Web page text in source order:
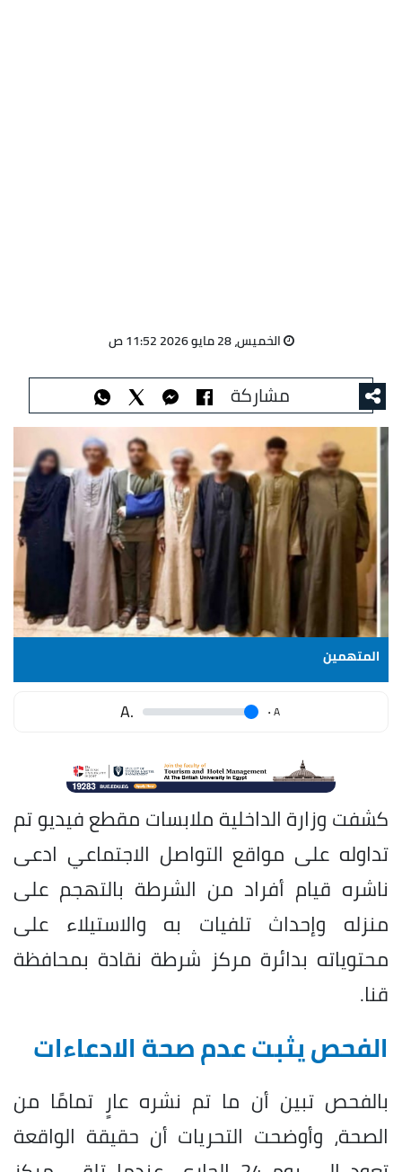
الخميس، 28 مايو 2026 11:52 ص
مشاركة
المتهمين
A
.
.A
كشفت وزارة الداخلية ملابسات مقطع فيديو تم
تداوله على مواقع التواصل الاجتماعي ادعى
ناشره قيام أفراد من الشرطة بالتهجم على
منزله وإحداث تلفيات به والاستيلاء على
محتوياته بدائرة مركز شرطة نقادة بمحافظة
قنا.
الفحص يثبت عدم صحة الادعاءات
بالفحص تبين أن ما تم نشره عارٍ تمامًا من
الصحة، وأوضحت التحريات أن حقيقة الواقعة